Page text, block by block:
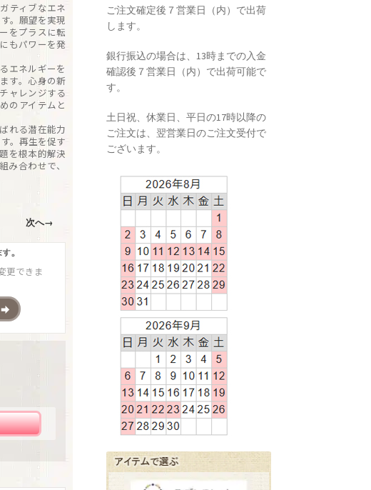
ティブなエネ
。願望を実現
をプラスに転
もパワーを発
エネルギーを
す。心身の新
ャレンジする
のアイテムと
れる潜在能力
。再生を促す
を根本的解決
み合わせで、
次へ→
更できま
ご注文確定後７営業日（内）で出荷
します。
銀行振込の場合は、13時までの入金
確認後７営業日（内）で出荷可能で
す。
土日祝、休業日、平日の17時以降の
ご注文は、翌営業日のご注文受付で
ございます。